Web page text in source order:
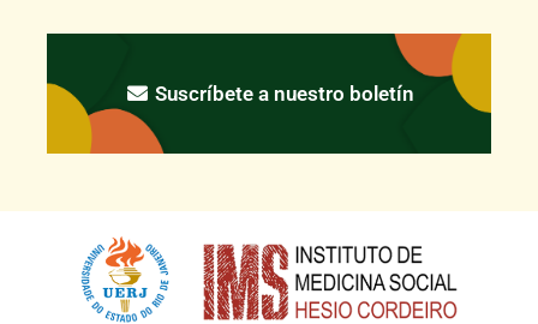
Suscríbete a nuestro boletín